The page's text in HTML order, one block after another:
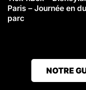
Paris – Journée en
parc
NOTRE